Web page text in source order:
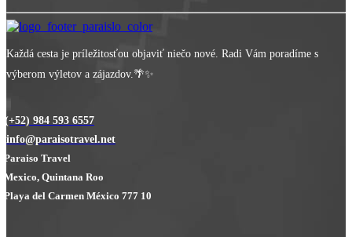
Každá cesta je príležitosťou objaviť niečo nové. Radi Vám poradíme s
výberom výletov a zájazdov.🌴✨
(+52) 984 593 6557
info@paraisotravel.net
Paraiso Travel
Mexico, Quintana Roo
Playa del Carmen México 777 10